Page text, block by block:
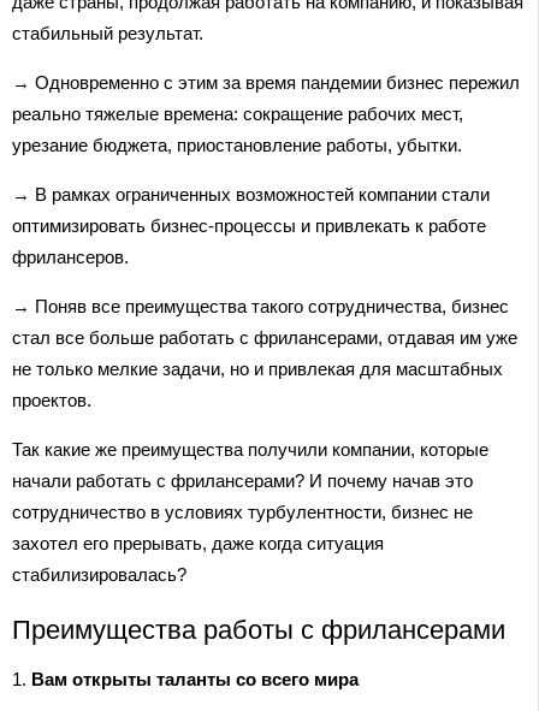
стабильный результат.
→ Одновременно с этим за время пандемии бизнес пережил
реально тяжелые времена: сокращение рабочих мест,
урезание бюджета, приостановление работы, убытки.
→ В рамках ограниченных возможностей компании стали
оптимизировать бизнес-процессы и привлекать к работе
фрилансеров.
→ Поняв все преимущества такого сотрудничества, бизнес
стал все больше работать с фрилансерами, отдавая им уже
не только мелкие задачи, но и привлекая для масштабных
проектов.
Так какие же преимущества получили компании, которые
начали работать с фрилансерами? И почему начав это
сотрудничество в условиях турбулентности, бизнес не
захотел его прерывать, даже когда ситуация
стабилизировалась?
Преимущества работы с фрилансерами
1. Вам открыты таланты со всего мира